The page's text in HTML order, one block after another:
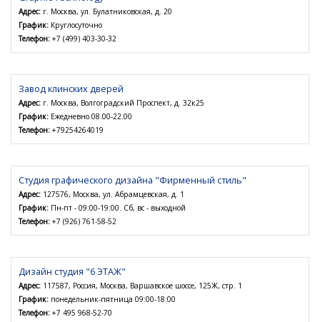
Адрес: г. Москва, ул. Булатниковская, д. 20
График: Круглосуточно
Телефон: +7 (499) 403-30-32
Завод клинских дверей
Адрес: г. Москва, Волгоградский Проспект, д. 32к25
График: Ежедневно 08.00-22.00
Телефон: +79254264019
Студия графического дизайна "Фирменный стиль"
Адрес: 127576, Москва, ул. Абрамцевская, д. 1
График: Пн-пт - 09:00-19:00. Сб, вс - выходной
Телефон: +7 (926) 761-58-52
Дизайн студия "6 ЭТАЖ"
Адрес: 117587, Россия, Москва, Варшавское шоссе, 125Ж, стр. 1
График: понедельник-пятница 09:00-18:00
Телефон: +7 495 968-52-70